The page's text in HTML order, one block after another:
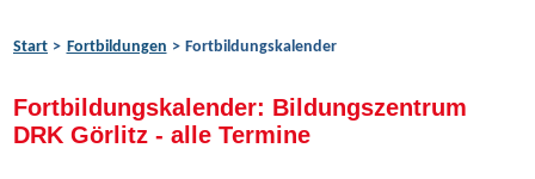
Start Fortbildungen Fortbildungskalender
Fortbildungskalender: Bildungszentrum
DRK Görlitz - alle Termine